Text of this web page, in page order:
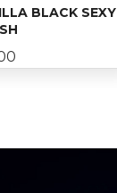
BLACK SEXY